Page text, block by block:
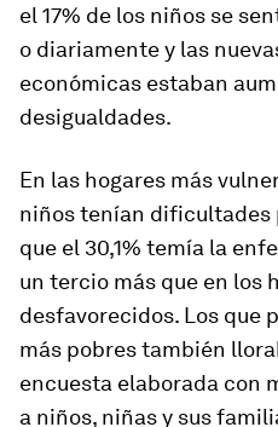
el 17% de los niños se
o diariamente y las
económicas estaban
desigualdades.
En las hogares más
niños tenían dificultades
que el 30,1% temía la
un tercio más que en los
desfavorecidos. Los que
más pobres también
encuesta elaborada con
a niños, niñas y sus